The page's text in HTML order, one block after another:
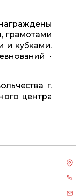
грамотами
и кубками.
-
г.
центра